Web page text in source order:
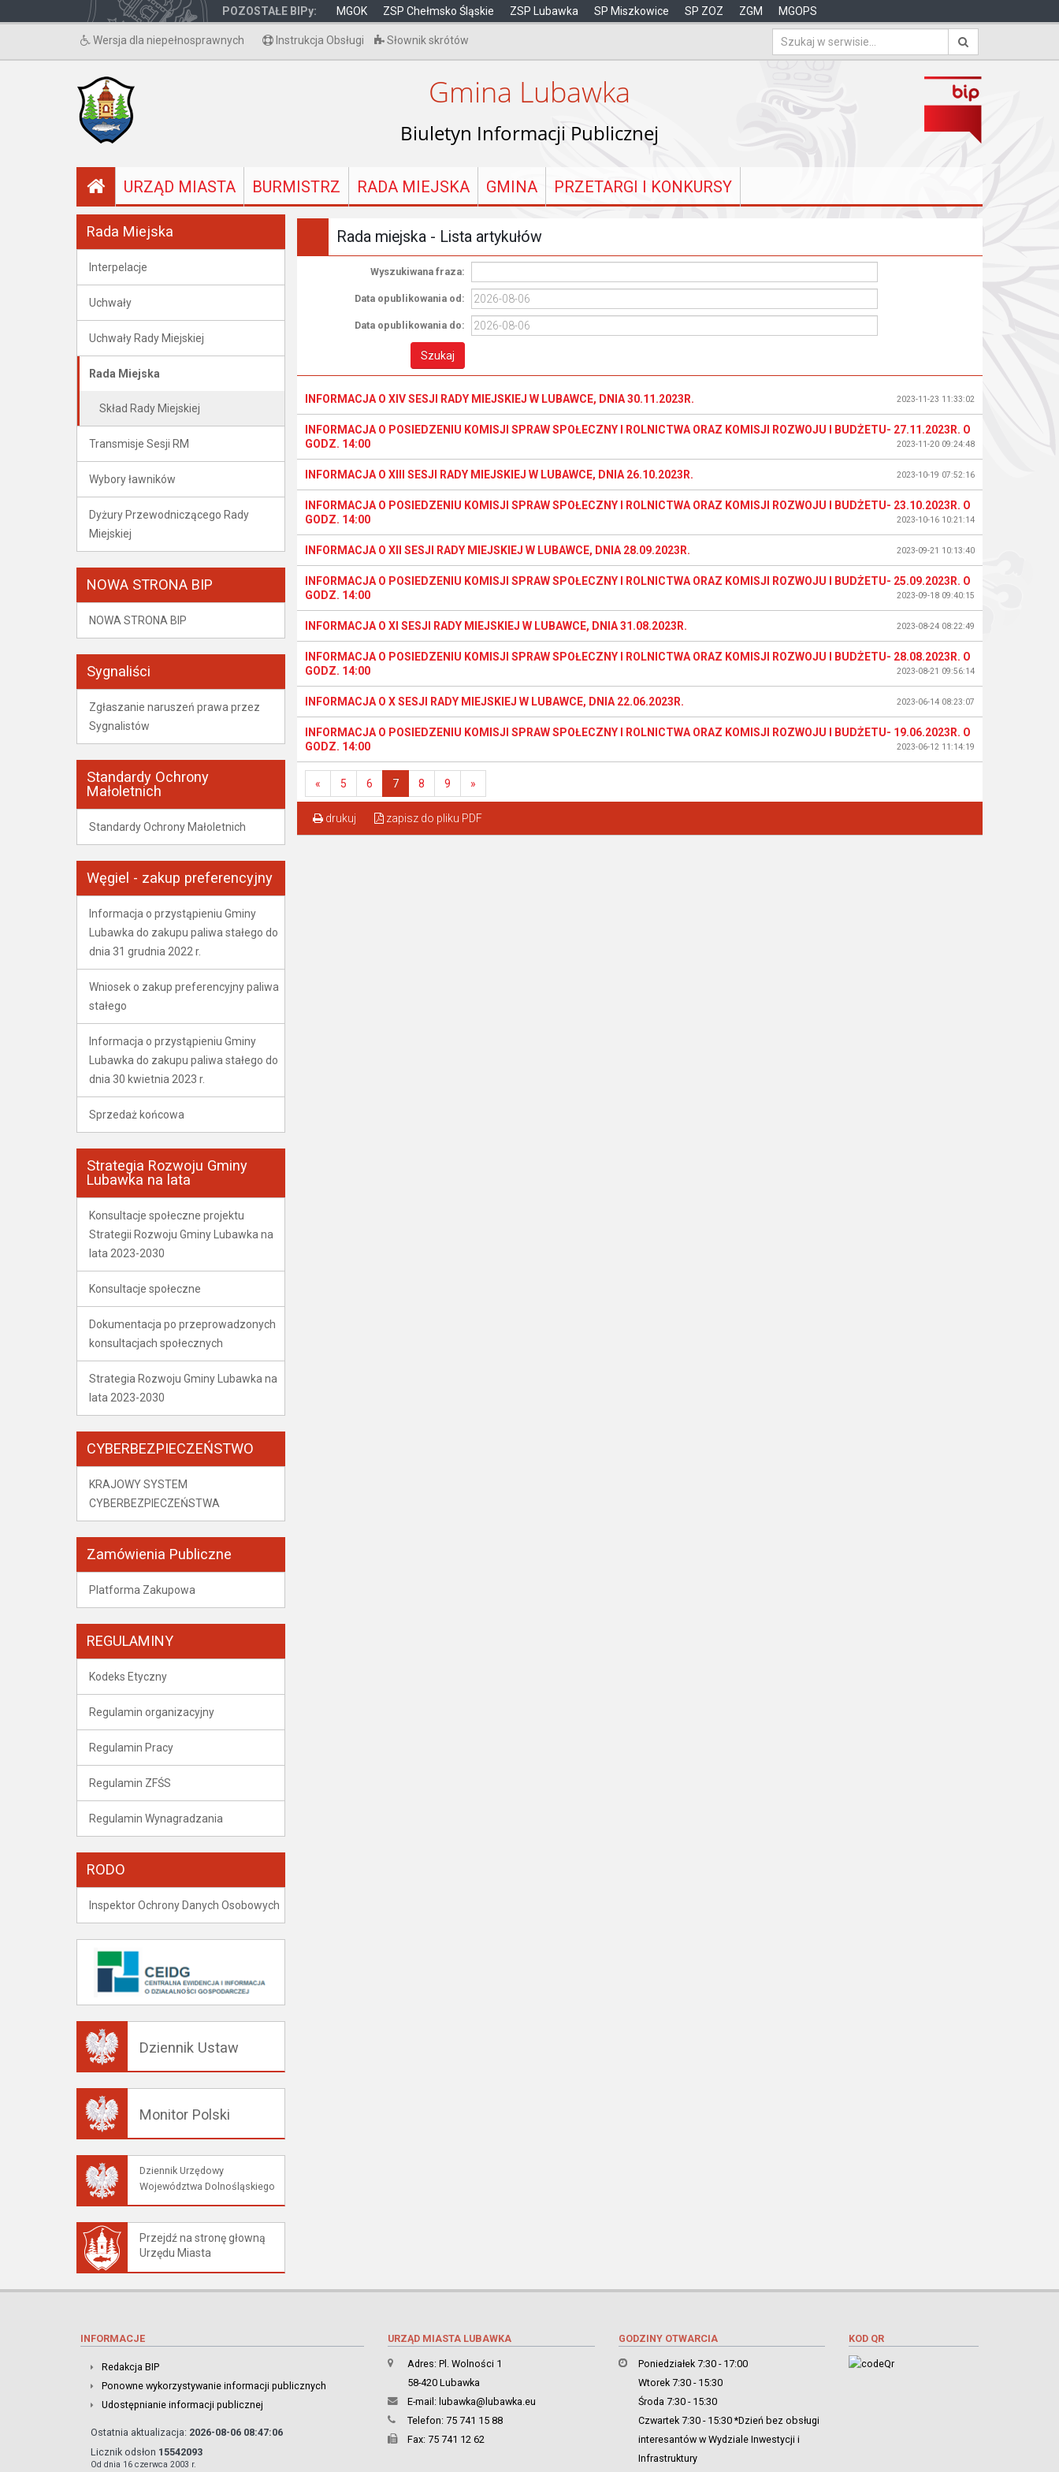
POZOSTAŁE BIPy: MGOK ZSP Chełmsko Śląskie ZSP Lubawka SP Miszkowice SP ZOZ ZGM MGOPS
Wersja dla niepełnosprawnych Instrukcja Obsługi Słownik skrótów
Gmina Lubawka
Biuletyn Informacji Publicznej
URZĄD MIASTA BURMISTRZ RADA MIEJSKA GMINA PRZETARGI I KONKURSY
Rada Miejska
Interpelacje
Uchwały
Uchwały Rady Miejskiej
Rada Miejska
Skład Rady Miejskiej
Transmisje Sesji RM
Wybory ławników
Dyżury Przewodniczącego Rady
Miejskiej
NOWA STRONA BIP
NOWA STRONA BIP
Sygnaliści
Zgłaszanie naruszeń prawa przez
Sygnalistów
Standardy Ochrony
Małoletnich
Standardy Ochrony Małoletnich
Węgiel - zakup preferencyjny
Informacja o przystąpieniu Gminy
Lubawka do zakupu paliwa stałego do
dnia 31 grudnia 2022 r.
Wniosek o zakup preferencyjny paliwa
stałego
Informacja o przystąpieniu Gminy
Lubawka do zakupu paliwa stałego do
dnia 30 kwietnia 2023 r.
Sprzedaż końcowa
Strategia Rozwoju Gminy
Lubawka na lata
Konsultacje społeczne projektu
Strategii Rozwoju Gminy Lubawka na
lata 2023-2030
Konsultacje społeczne
Dokumentacja po przeprowadzonych
konsultacjach społecznych
Strategia Rozwoju Gminy Lubawka na
lata 2023-2030
CYBERBEZPIECZEŃSTWO
KRAJOWY SYSTEM
CYBERBEZPIECZEŃSTWA
Zamówienia Publiczne
Platforma Zakupowa
REGULAMINY
Kodeks Etyczny
Regulamin organizacyjny
Regulamin Pracy
Regulamin ZFŚS
Regulamin Wynagradzania
RODO
Inspektor Ochrony Danych Osobowych
Dziennik Ustaw
Monitor Polski
Dziennik Urzędowy
Województwa Dolnośląskiego
Przejdź na stronę głowną
Urzędu Miasta
Rada miejska - Lista artykułów
Wyszukiwana fraza:
Data opublikowania od:
Data opublikowania do:
INFORMACJA O XIV SESJI RADY MIEJSKIEJ W LUBAWCE, DNIA 30.11.2023R. 2023-11-23 11:33:02
INFORMACJA O POSIEDZENIU KOMISJI SPRAW SPOŁECZNY I ROLNICTWA ORAZ KOMISJI ROZWOJU I BUDŻETU- 27.11.2023R. O
GODZ. 14:00
2023-11-20 09:24:48
INFORMACJA O XIII SESJI RADY MIEJSKIEJ W LUBAWCE, DNIA 26.10.2023R. 2023-10-19 07:52:16
INFORMACJA O POSIEDZENIU KOMISJI SPRAW SPOŁECZNY I ROLNICTWA ORAZ KOMISJI ROZWOJU I BUDŻETU- 23.10.2023R. O
GODZ. 14:00
2023-10-16 10:21:14
INFORMACJA O XII SESJI RADY MIEJSKIEJ W LUBAWCE, DNIA 28.09.2023R. 2023-09-21 10:13:40
INFORMACJA O POSIEDZENIU KOMISJI SPRAW SPOŁECZNY I ROLNICTWA ORAZ KOMISJI ROZWOJU I BUDŻETU- 25.09.2023R. O
GODZ. 14:00
2023-09-18 09:40:15
INFORMACJA O XI SESJI RADY MIEJSKIEJ W LUBAWCE, DNIA 31.08.2023R. 2023-08-24 08:22:49
INFORMACJA O POSIEDZENIU KOMISJI SPRAW SPOŁECZNY I ROLNICTWA ORAZ KOMISJI ROZWOJU I BUDŻETU- 28.08.2023R. O
GODZ. 14:00
2023-08-21 09:56:14
INFORMACJA O X SESJI RADY MIEJSKIEJ W LUBAWCE, DNIA 22.06.2023R. 2023-06-14 08:23:07
INFORMACJA O POSIEDZENIU KOMISJI SPRAW SPOŁECZNY I ROLNICTWA ORAZ KOMISJI ROZWOJU I BUDŻETU- 19.06.2023R. O
GODZ. 14:00
2023-06-12 11:14:19
« 5 6 7 8 9 »
drukuj zapisz do pliku PDF
INFORMACJE
Redakcja BIP
Ponowne wykorzystywanie informacji publicznych
Udostępnianie informacji publicznej
Ostatnia aktualizacja: 2026-08-06 08:47:06
Licznik odsłon 15542093
Od dnia 16 czerwca 2003 r.
URZĄD MIASTA LUBAWKA
Adres: Pl. Wolności 1
58-420 Lubawka
E-mail: lubawka@lubawka.eu
Telefon: 75 741 15 88
Fax: 75 741 12 62
GODZINY OTWARCIA
Poniedziałek 7:30 - 17:00
Wtorek 7:30 - 15:30
Środa 7:30 - 15:30
Czwartek 7:30 - 15:30 *Dzień bez obsługi
interesantów w Wydziale Inwestycji i
Infrastruktury
KOD QR